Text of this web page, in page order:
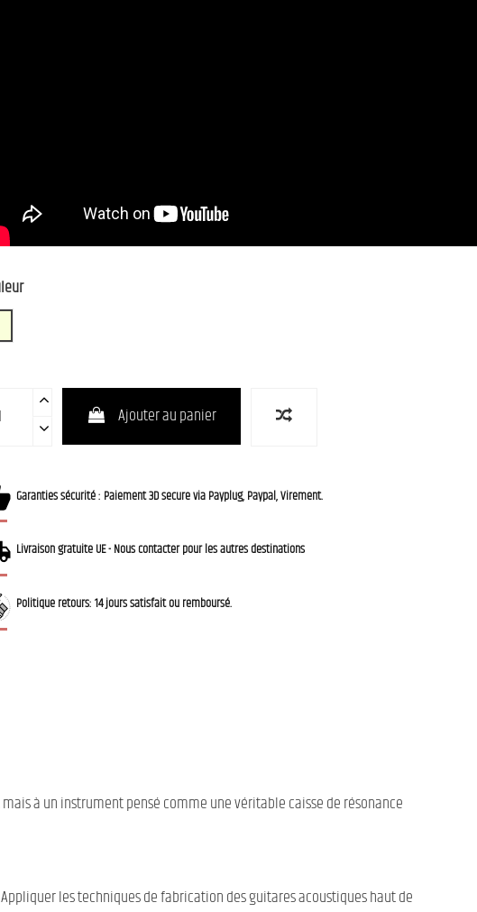
Ajouter au panier
Garanties sécurité : Paiement 3D secure via Payplug, Paypal, Virement.
Livraison gratuite UE - Nous contacter pour les autres destinations
Politique retours: 14 jours satisfait ou remboursé.
mais à un instrument pensé comme une véritable caisse de résonance
les techniques de fabrication des guitares acoustiques haut de